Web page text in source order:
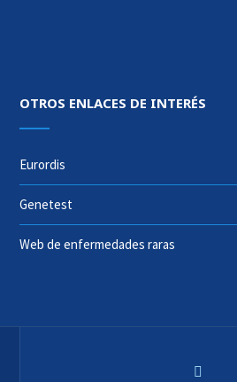
OTROS ENLACES DE INTERÉS
Eurordis
Genetest
Web de enfermedades raras